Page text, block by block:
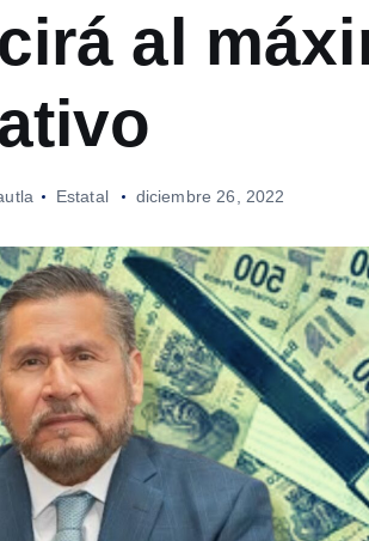
al
Estatal diciembre 26, 2022